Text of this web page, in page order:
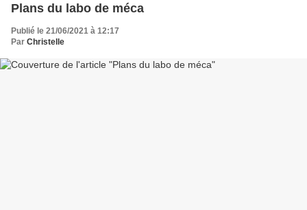
Plans du labo de méca
Publié le 21/06/2021 à 12:17
Par Christelle